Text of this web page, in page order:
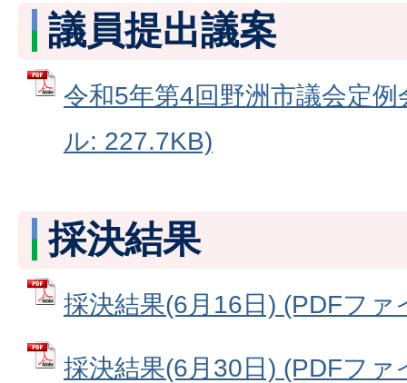
議員提出議案
令和5年第4回野洲市議会定
ル: 227.7KB)
採決結果
採決結果(6月16日) (PDFファ
採決結果(6月30日) (PDFファ